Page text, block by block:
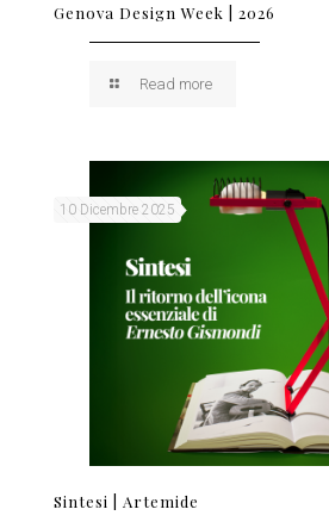
Genova Design Week | 2026
Read more
10 Dicembre 2025
Sintesi | Artemide